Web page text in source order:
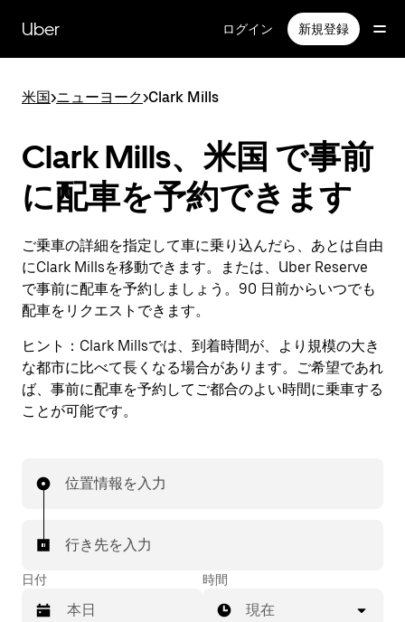
Uber ログイン 新規登録
米国>ニューヨーク>Clark Mills
Clark Mills、米国 で事前
に配車を予約できます
ご乗車の詳細を指定して車に乗り込んだら、あとは自由
にClark Millsを移動できます。または、Uber Reserve
で事前に配車を予約しましょう。90 日前からいつでも
配車をリクエストできます。
ヒント： Clark Millsでは、到着時間が、より規模の大き
な都市に比べて長くなる場合があります。ご希望であれ
ば、事前に配車を予約してご都合のよい時間に乗車する
ことが可能です。
位置情報を入力
行き先を入力
日付 時間
現在